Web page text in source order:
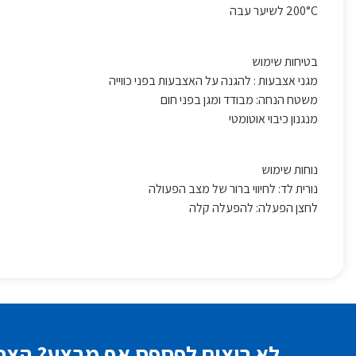
200°C לשיער עבה
בטיחות שימוש
מגני אצבעות : להגנה על האצבעות בפני כווייה
משטח הנחה: מבודד ומגן בפני חום
מנגנון כיבוי אוטומטי
נוחות שימוש
נורית לד: לחיווי ברור של מצב הפעולה
לחצן הפעלה: להפעלה קלה